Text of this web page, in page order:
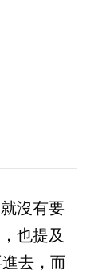
沒有要
也提及
去，而